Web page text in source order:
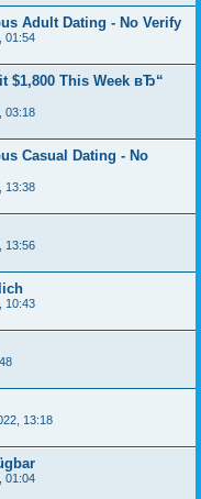
Adult Dating - No Verify
01:54
$1,800 This Week вЂ“
03:18
Casual Dating - No
13:38
13:56
10:43
13:18
01:04